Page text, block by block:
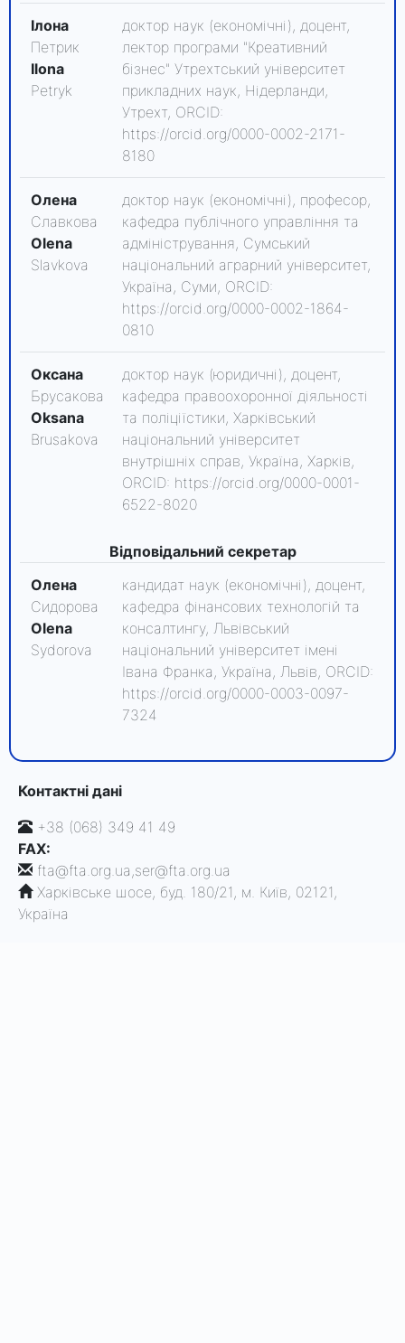
Ілона
Петрик
Ilona
Petryk
доктор наук (економічні), доцент,
лектор програми "Креативний
бізнес" Утрехтський університет
прикладних наук, Нідерланди,
Утрехт, ORCID:
https://orcid.org/0000-0002-2171-
8180
Олена
Славкова
Olena
Slavkova
доктор наук (економічні), професор,
кафедра публічного управління та
адміністрування, Сумський
національний аграрний університет,
Україна, Суми, ORCID:
https://orcid.org/0000-0002-1864-
0810
Оксана
Брусакова
Oksana
Brusakova
доктор наук (юридичні), доцент,
кафедра правоохоронної діяльності
та поліціїстики, Харківський
національний університет
внутрішніх справ, Україна, Харків,
ORCID: https://orcid.org/0000-0001-
6522-8020
Відповідальний секретар
Олена
Сидорова
Olena
Sydorova
кандидат наук (економічні), доцент,
кафедра фінансових технологій та
консалтингу, Львівський
національний університет імені
Івана Франка, Україна, Львів, ORCID:
https://orcid.org/0000-0003-0097-
7324
Контактні дані
+38 (068) 349 41 49
FAX:
fta@fta.org.ua,ser@fta.org.ua
Харківське шосе, буд. 180/21, м. Київ, 02121,
Україна